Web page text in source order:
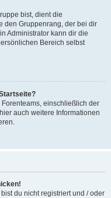
bist, dient die
den Gruppenrang, der bei dir
Administrator kann dir die
Bereich selbst
einschließlich der
auch weitere Informationen
du nicht registriert und / oder